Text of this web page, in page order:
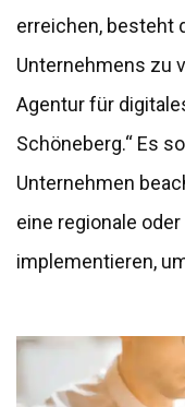
erreichen, besteht
Unternehmens zu
Agentur für
Schöneberg.“ Es
Unternehmen
eine regionale
implementieren,